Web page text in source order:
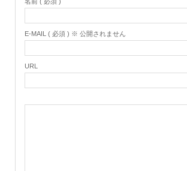
E-MAIL ( 必須 ) ※ 公開されません
URL